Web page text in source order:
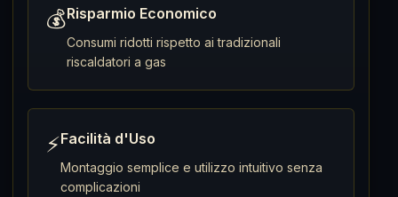
💰Risparmio Economico
Consumi ridotti rispetto ai tradizionali
riscaldatori a gas
⚡Facilità d'Uso
Montaggio semplice e utilizzo intuitivo senza
complicazioni